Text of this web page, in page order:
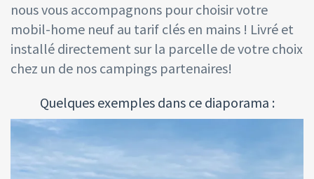
nous vous accompagnons pour choisir votre
mobil-home neuf au tarif clés en mains ! Livré et
installé directement sur la parcelle de votre choix
chez un de nos campings partenaires!
Quelques exemples dans ce diaporama :